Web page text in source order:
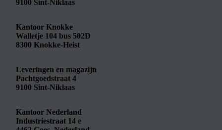
9100 Sint-Niklaas
Kantoor Knokke
Walletje 104 bus 502D
8300 Knokke-Heist
Leveringen en magazijn
Pachtgoedstraat 4
9100 Sint-Niklaas
Kantoor Nederland
Industriestraat 14 e